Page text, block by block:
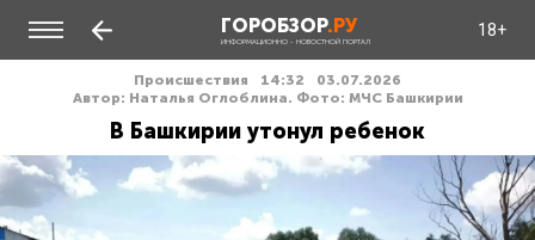
ГОРОБЗОР.РУ
ИНФОРМАЦИОННО - НОВОСТНОЙ ПОРТАЛ
18+
Происшествия 14:32
03.07.2026
Автор: Наталья Оглоблина. Фото: МЧС Башкирии
В Башкирии утонул ребенок